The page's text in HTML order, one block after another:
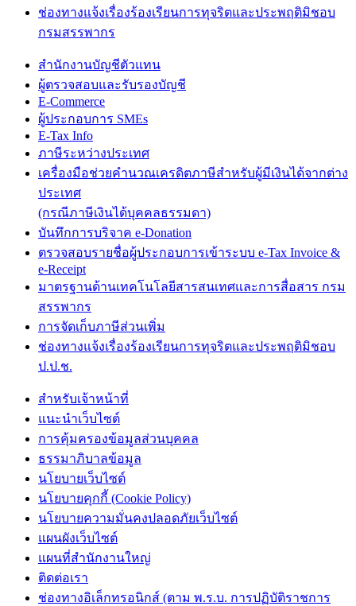
ช่องทางแจ้งเรื่องร้องเรียนการทุจริตและประพฤติมิชอบ
กรมสรรพากร
สำนักงานบัญชีตัวแทน
ผู้ตรวจสอบและรับรองบัญชี
E-Commerce
ผู้ประกอบการ SMEs
E-Tax Info
ภาษีระหว่างประเทศ
เครื่องมือช่วยคำนวณเครดิตภาษีสำหรับผู้มีเงินได้จากต่าง
ประเทศ
(กรณีภาษีเงินได้บุคคลธรรมดา)
บันทึกการบริจาค e-Donation
ตรวจสอบรายชื่อผู้ประกอบการเข้าระบบ e-Tax Invoice &
e-Receipt
มาตรฐานด้านเทคโนโลยีสารสนเทศและการสื่อสาร กรม
สรรพากร
การจัดเก็บภาษีส่วนเพิ่ม
ช่องทางแจ้งเรื่องร้องเรียนการทุจริตและประพฤติมิชอบ
ป.ป.ช.
สำหรับเจ้าหน้าที่
แนะนำเว็บไซต์
การคุ้มครองข้อมูลส่วนบุคคล
ธรรมาภิบาลข้อมูล
นโยบายเว็บไซต์
นโยบายคุกกี้ (Cookie Policy)
นโยบายความมั่นคงปลอดภัยเว็บไซต์
แผนผังเว็บไซต์
แผนที่สำนักงานใหญ่
ติดต่อเรา
ช่องทางอิเล็กทรอนิกส์ (ตาม พ.ร.บ. การปฏิบัติราชการ